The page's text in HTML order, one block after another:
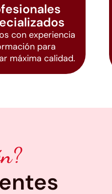
con experiencia
para
máxima calidad.